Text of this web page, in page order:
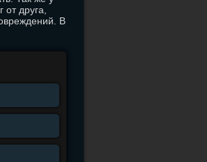
друга,
В